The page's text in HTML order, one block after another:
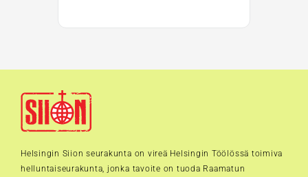
Helsingin Siion seurakunta on vireä Helsingin Töölössä toimiva
helluntaiseurakunta, jonka tavoite on tuoda Raamatun